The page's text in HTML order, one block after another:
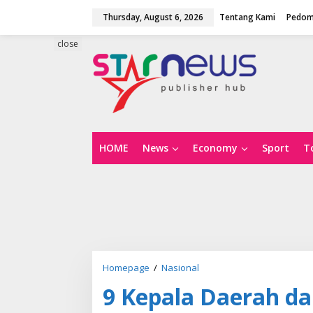
Thursday, August 6, 2026 Tentang Kami
HOME News Economy Sport
close
Homepage / Nasional
e
p
9 Kepala Daerah